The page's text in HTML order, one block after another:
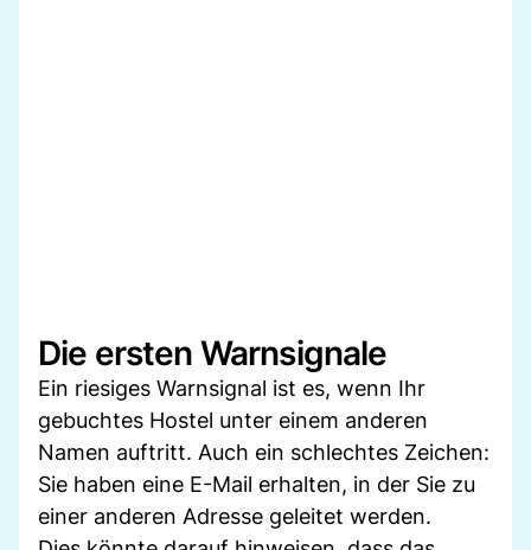
Die ersten Warnsignale
Ein riesiges Warnsignal ist es, wenn Ihr
gebuchtes Hostel unter einem anderen
Namen auftritt. Auch ein schlechtes Zeichen:
Sie haben eine E-Mail erhalten, in der Sie zu
einer anderen Adresse geleitet werden.